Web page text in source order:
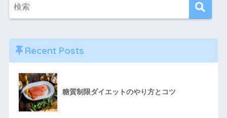
Recent Posts
糖質制限ダイエットのやり方とコツ